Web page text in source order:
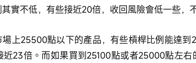
實不低，有些接近20倍，收回風險會低一些，
場上25500點以下的產品，有些槓桿比例能達到
近23倍。而如果買到25100點或者25000點左右